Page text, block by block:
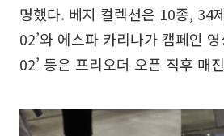
명했다. 베지 컬렉션은 10종, 34
02’와 에스파 카리나가 캠페인
02’ 등은 프리오더 오픈 직후 매